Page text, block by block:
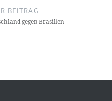
BEITRAG
gegen Brasilien